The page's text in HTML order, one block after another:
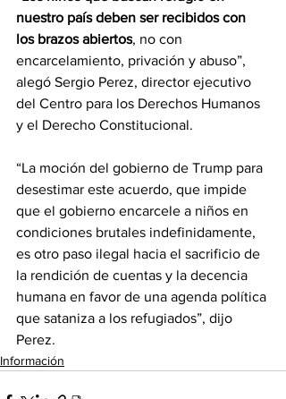
nuestro país deben ser recibidos con
los brazos abiertos, no con
encarcelamiento, privación y abuso”,
alegó Sergio Perez, director ejecutivo
del Centro para los Derechos Humanos
y el Derecho Constitucional.
“La moción del gobierno de Trump para
desestimar este acuerdo, que impide
que el gobierno encarcele a niños en
condiciones brutales indefinidamente,
es otro paso ilegal hacia el sacrificio de
la rendición de cuentas y la decencia
humana en favor de una agenda política
que sataniza a los refugiados”, dijo
Perez.
Información